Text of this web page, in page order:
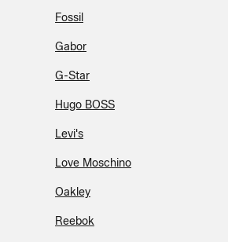
Fossil
Gabor
G-Star
Hugo BOSS
Levi's
Love Moschino
Oakley
Reebok